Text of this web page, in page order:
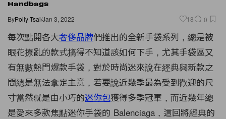
Handbags
ByPolly Tsai/Jan 3, 2022 18 0
每次點開各大奢侈品牌們推出的全新手袋系列，總是被
眼花撩亂的款式搞得不知道該如何下手，尤其手袋區又
有無數熱門爆款手袋，對於時尚迷來說在經典與新款之
間總是無法拿定主意，若要說近幾季最為受到歡迎的尺
寸當然就是由小巧的迷你包獲得多季冠軍，而近幾年總
是愛來多款焦點迷你手袋的 Balenciaga，這回將經典的